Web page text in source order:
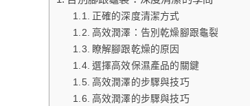
正確的深度清潔方式
高效潤澤：告別乾燥腳跟龜裂
瞭解腳跟乾燥的原因
選擇高效保濕產品的關鍵
高效潤澤的步驟與技巧
高效潤澤的步驟與技巧